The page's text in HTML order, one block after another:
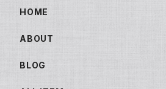
HOME
ABOUT
BLOG